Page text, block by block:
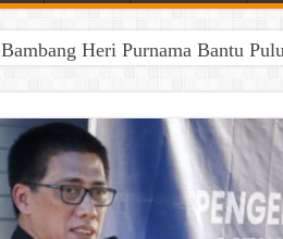
Bambang Heri Purnama Bantu